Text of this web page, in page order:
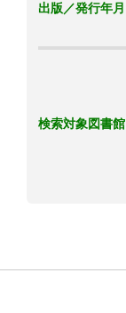
出版／発行年月
検索対象図書館